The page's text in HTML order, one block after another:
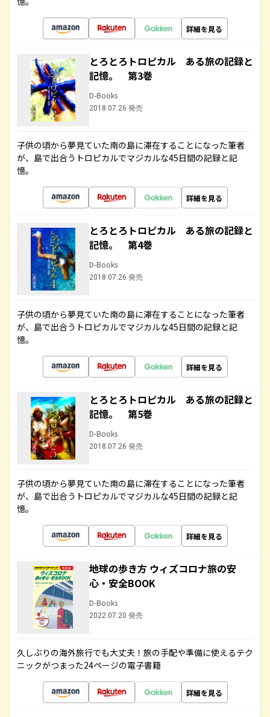
詳細を見る
とろとろトロピカル ある旅の記録と
記憶。 第3巻
D-Books
2018.07.26 発売
子供の頃から夢見ていた南の島に滞在することになった筆者
が、島で出合うトロピカルでマジカルな45日間の記録と記
憶。
詳細を見る
とろとろトロピカル ある旅の記録と
記憶。 第4巻
D-Books
2018.07.26 発売
子供の頃から夢見ていた南の島に滞在することになった筆者
が、島で出合うトロピカルでマジカルな45日間の記録と記
憶。
詳細を見る
とろとろトロピカル ある旅の記録と
記憶。 第5巻
D-Books
2018.07.26 発売
子供の頃から夢見ていた南の島に滞在することになった筆者
が、島で出合うトロピカルでマジカルな45日間の記録と記
憶。
詳細を見る
地球の歩き方 ウィズコロナ旅の安
心・安全BOOK
D-Books
2022.07.20 発売
久しぶりの海外旅行でも大丈夫！旅の手配や準備に使えるテク
ニックがつまった24ページの電子書籍
詳細を見る